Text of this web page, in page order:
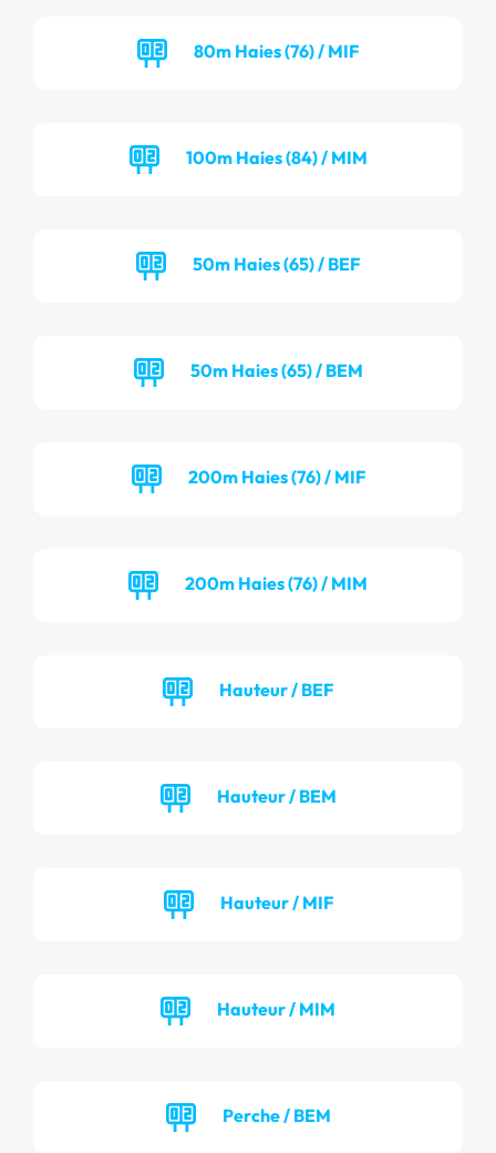
80m Haies (76) / MIF
100m Haies (84) / MIM
50m Haies (65) / BEF
50m Haies (65) / BEM
200m Haies (76) / MIF
200m Haies (76) / MIM
Hauteur / BEF
Hauteur / BEM
Hauteur / MIF
Hauteur / MIM
Perche / BEM